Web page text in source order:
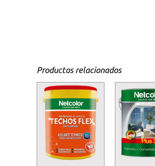
Productos relacionados